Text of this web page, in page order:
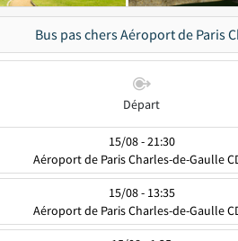
Bus pas chers Aéroport de Paris
Départ
15/08 - 21:30
Aéroport de Paris Charles-de-Gaulle
15/08 - 13:35
Aéroport de Paris Charles-de-Gaulle